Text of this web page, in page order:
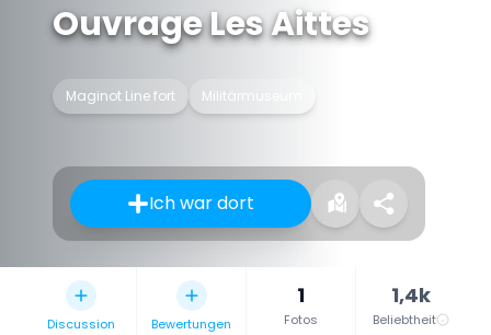
Ouvrage Les Aittes
Maginot Line fort Militärmuseum
Ich war dort
Discussion Bewertungen
1
Fotos
1,4k
Beliebtheit